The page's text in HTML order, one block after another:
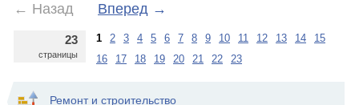
← Назад Вперед →
23
страницы
1 2 3 4 5 6 7 8 9 10 11 12 13 14
15
16
17 18 19 20 21 22 23
Ремонт и строительство